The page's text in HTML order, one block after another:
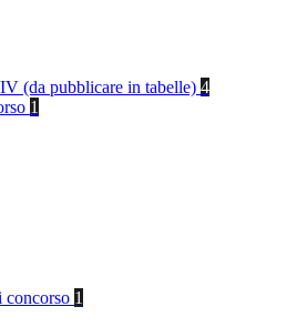
(da pubblicare in tabelle) 4
1
concorso 1